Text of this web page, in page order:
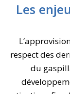
Les
respect des
du